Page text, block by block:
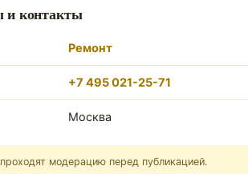
и контакты
Ремонт
+7 495 021-25-71
Москва
модерацию перед публикацией.